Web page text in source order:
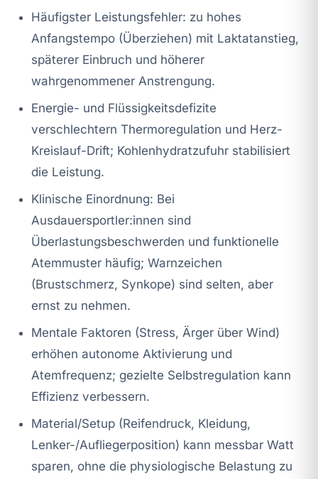
Häufigster Leistungsfehler: zu hohes
Anfangstempo (Überziehen) mit Laktatanstieg,
späterer Einbruch und höherer
wahrgenommener Anstrengung.
Energie- und Flüssigkeitsdefizite
verschlechtern Thermoregulation und Herz-
Kreislauf-Drift; Kohlenhydratzufuhr stabilisiert
die Leistung.
Klinische Einordnung: Bei
Ausdauersportler:innen sind
Überlastungsbeschwerden und funktionelle
Atemmuster häufig; Warnzeichen
(Brustschmerz, Synkope) sind selten, aber
ernst zu nehmen.
Mentale Faktoren (Stress, Ärger über Wind)
erhöhen autonome Aktivierung und
Atemfrequenz; gezielte Selbstregulation kann
Effizienz verbessern.
Material/Setup (Reifendruck, Kleidung,
Lenker-/Aufliegerposition) kann messbar Watt
sparen, ohne die physiologische Belastung zu